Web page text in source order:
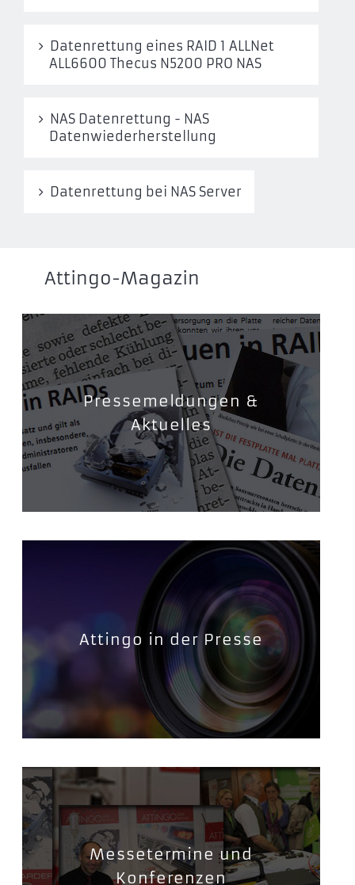
Datenrettung eines RAID 1 ALLNet
ALL6600 Thecus N5200 PRO NAS
NAS Datenrettung - NAS
Datenwiederherstellung
Datenrettung bei NAS Server
Attingo-Magazin
Pressemeldungen &
Aktuelles
Attingo in der Presse
Messetermine und
Konferenzen